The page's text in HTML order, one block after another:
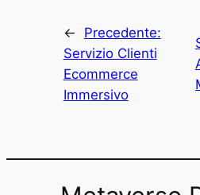
←
Precedente:
Servizio Clienti
Ecommerce
Immersivo